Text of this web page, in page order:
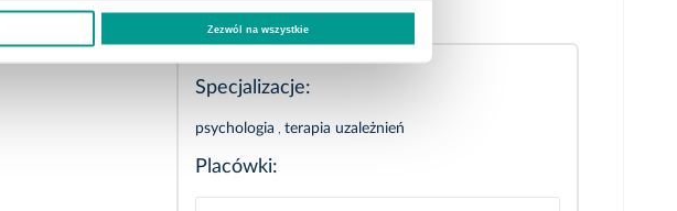
Zezwól na wszystkie
Specjalizacje:
psychologia terapia uzależnień
Placówki: